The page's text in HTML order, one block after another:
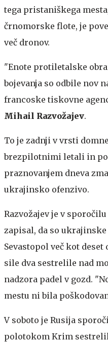
tega pristaniškega
črnomorske flote, je
več dronov.
"Enote protiletalske
bojevanja so odbile nov
francoske tiskovne
Mihail Razvožajev.
To je zadnji v vrsti
brezpilotnimi letali in
praznovanjem dneva
ukrajinsko ofenzivo.
Razvožajev je v
zapisal, da so
Sevastopol več kot
sile dva sestrelile nad
nadzora padel v gozd.
mestu ni bila
V soboto je Rusija
polotokom Krim